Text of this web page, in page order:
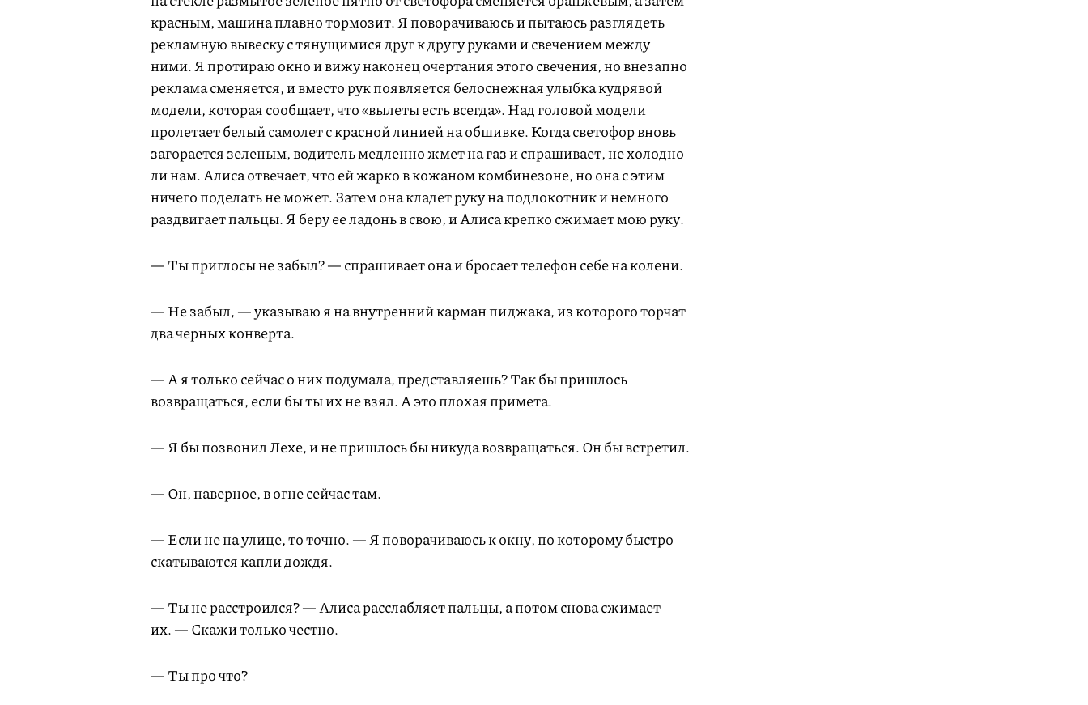
красным, машина плавно тормозит. Я поворачиваюсь и пытаюсь разглядеть
рекламную вывеску с тянущимися друг к другу руками и свечением между
ними. Я протираю окно и вижу наконец очертания этого свечения, но внезапно
реклама сменяется, и вместо рук появляется белоснежная улыбка кудрявой
модели, которая сообщает, что «вылеты есть всегда». Над головой модели
пролетает белый самолет с красной линией на обшивке. Когда светофор вновь
загорается зеленым, водитель медленно жмет на газ и спрашивает, не холодно
ли нам. Алиса отвечает, что ей жарко в кожаном комбинезоне, но она с этим
ничего поделать не может. Затем она кладет руку на подлокотник и немного
раздвигает пальцы. Я беру ее ладонь в свою, и Алиса крепко сжимает мою руку.
— Ты приглосы не забыл? — спрашивает она и бросает телефон себе на колени.
— Не забыл, — указываю я на внутренний карман пиджака, из которого торчат
два черных конверта.
— А я только сейчас о них подумала, представляешь? Так бы пришлось
возвращаться, если бы ты их не взял. А это плохая примета.
— Я бы позвонил Лехе, и не пришлось бы никуда возвращаться. Он бы встретил.
— Он, наверное, в огне сейчас там.
— Если не на улице, то точно. — Я поворачиваюсь к окну, по которому быстро
скатываются капли дождя.
— Ты не расстроился? — Алиса расслабляет пальцы, а потом снова сжимает
их. — Скажи только честно.
— Ты про что?